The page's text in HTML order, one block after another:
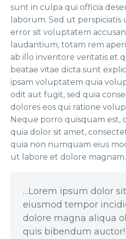
sunt in culpa qui officia
laborum. Sed ut perspiciatis
error sit voluptatem
laudantium, totam rem
ab illo inventore veritatis et
beatae vitae dicta sunt
ipsam voluptatem quia
odit aut fugit, sed quia
dolores eos qui ratione
Neque porro quisquam est,
quia dolor sit amet,
quia non numquam eius
ut labore et dolore magnam.
…Lorem ipsum dolor
eiusmod tempor
dolore magna aliqua
quis bibendum auctor!